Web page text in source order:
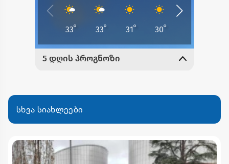
სხვა სიახლეები